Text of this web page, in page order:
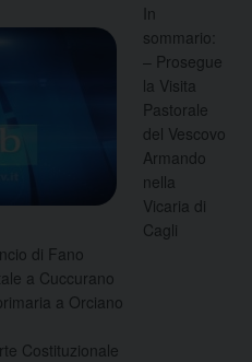
In
sommario:
– Prosegue
la Visita
Pastorale
del Vescovo
Armando
nella
Vicaria di
Cagli
di Fano
a Cuccurano
a Orciano
Costituzionale